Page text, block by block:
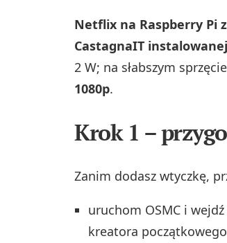
Netflix na Raspberry Pi
CastagnaIT
2 W; na słabszym
1080p.
Krok 1 –
Zanim dodasz wtyczkę,
uruchom OSMC i
kreatora